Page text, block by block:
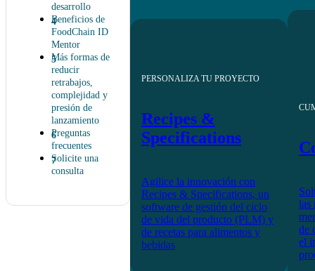
desarrollo
Beneficios de
FoodChain ID
Mentor
Más formas de
reducir
retrabajos,
complejidad y
presión de
lanzamiento
Preguntas
frecuentes
Solicite una
consulta
PERSONALIZA TU PROYECTO
Recipes &
Specifications
Agilice la innovación con
Recipes & Specifications, un
software de gestión del ciclo
de vida del producto (PLM) y
de recetas para alimentos y
bebidas
las
de
el